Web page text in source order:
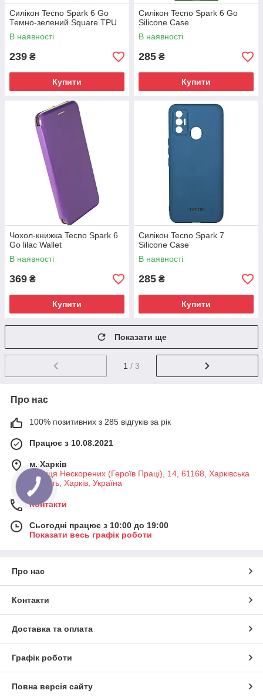
Силікон Tecno Spark 6 Go
Темно-зелений Square TPU
В наявності
239 ₴
Купити
Силікон Tecno Spark 6 Go
Silicone Case
В наявності
285 ₴
Купити
Чохол-книжка Tecno Spark 6
Go lilac Wallet
В наявності
369 ₴
Купити
Силікон Tecno Spark 7
Silicone Case
В наявності
285 ₴
Купити
Показати ще
1 / 3
Про нас
100% позитивних з 285 відгуків за рік
Працює з 10.08.2021
м. Харків
Вулиця Нескорених (Героїв Праці), 14, 61168, Харківська
область, Харків, Україна
Контакти
Сьогодні працює з 10:00 до 19:00
Показати весь графік роботи
Про нас
Контакти
Доставка та оплата
Графік роботи
Повна версія сайту